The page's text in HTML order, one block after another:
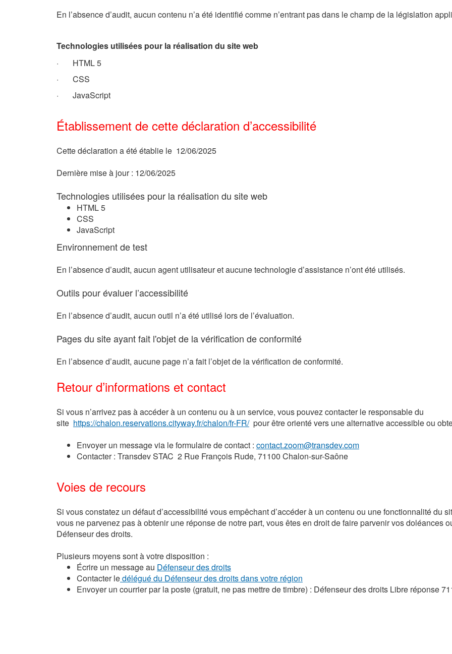
En l’absence d’audit, aucun contenu n’a été identifié comme n’entrant pas dans le champ de la législation
Technologies utilisées pour la réalisation du site web
·
HTML 5
·
CSS
·
JavaScript
Établissement de cette déclaration d’accessibilité
Cette déclaration a été établie le 12/06/2025
Dernière mise à jour : 12/06/2025
Technologies utilisées pour la réalisation du site web
HTML 5
CSS
JavaScript
Environnement de test
En l’absence d’audit, aucun agent utilisateur et aucune technologie d’assistance n’ont été utilisés.
Outils pour évaluer l’accessibilité
En l’absence d’audit, aucun outil n’a été utilisé lors de l’évaluation.
Pages du site ayant fait l'objet de la vérification de conformité
En l’absence d’audit, aucune page n’a fait l’objet de la vérification de conformité.
Retour d’informations et contact
Si vous n’arrivez pas à accéder à un contenu ou à un service, vous pouvez contacter le responsable du
site https://chalon.reservations.cityway.fr/chalon/fr-FR/ pour être orienté vers une alternative accessible ou
Envoyer un message via le formulaire de contact : contact.zoom@transdev.com
Contacter : Transdev STAC 2 Rue François Rude, 71100 Chalon-sur-Saône
Voies de recours
Si vous constatez un défaut d’accessibilité vous empêchant d’accéder à un contenu ou une fonctionnalité du
vous ne parvenez pas à obtenir une réponse de notre part, vous êtes en droit de faire parvenir vos doléances
Défenseur des droits.
Plusieurs moyens sont à votre disposition :
Écrire un message au Défenseur des droits
Contacter ledélégué du Défenseur des droits dans votre région
Envoyer un courrier par la poste (gratuit, ne pas mettre de timbre) : Défenseur des droits Libre réponse